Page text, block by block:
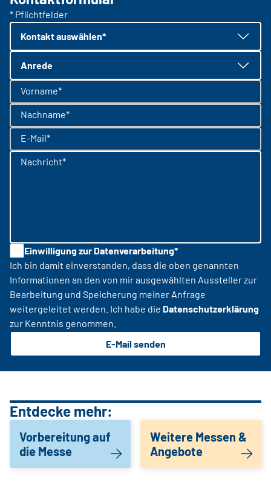
* Pflichtfelder
Kontakt auswählen*
Anrede
Vorname*
Nachname*
E-Mail*
Nachricht*
Einwilligung zur Datenverarbeitung*
Ich bin damit einverstanden, dass die oben genannten
Informationen an den von mir ausgewählten Aussteller zur
Bearbeitung und Speicherung meiner Anfrage
weitergeleitet werden. Ich habe die Datenschutzerklärung
zur Kenntnis genommen.
E-Mail senden
Entdecke mehr:
Vorbereitung auf
die Messe
Weitere Messen &
Angebote